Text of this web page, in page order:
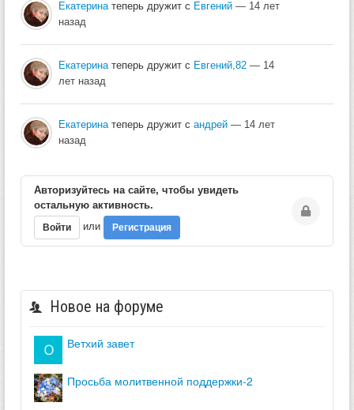
Екатеринатеперь дружит с Евгений — 14 лет
назад
Екатеринатеперь дружит с Евгений,82 — 14
лет назад
Екатеринатеперь дружит с андрей — 14 лет
назад
Авторизуйтесь на сайте, чтобы увидеть
остальную активность.
Войти или Регистрация
Новое на форуме
ветхий завет
просьба молитвенной поддержки-2